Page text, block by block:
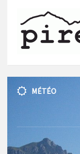
MÉTÉO